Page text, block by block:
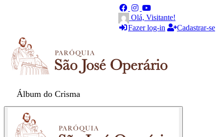
Olá, Visitante!
Fazer log-in
Cadastrar-se
Álbum do Crisma